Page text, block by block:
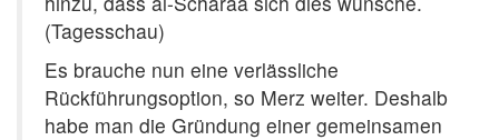
(Tagesschau)
Es brauche nun eine verlässliche
Rückführungsoption, so Merz weiter. Deshalb
habe man die Gründung einer gemeinsamen